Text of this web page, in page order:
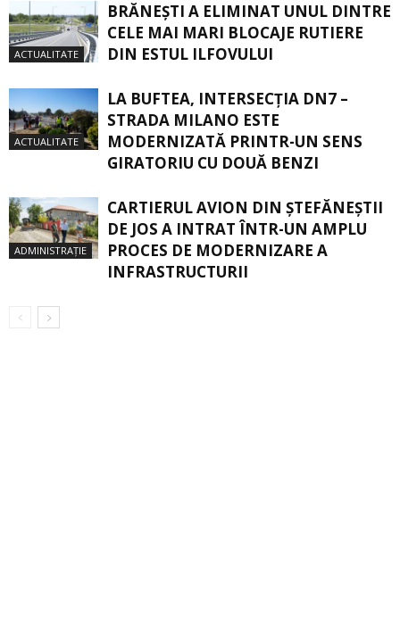
ACTUALITATE
BRĂNEȘTI A ELIMINAT UNUL DINTRE
CELE MAI MARI BLOCAJE RUTIERE
DIN ESTUL ILFOVULUI
ACTUALITATE
LA BUFTEA, INTERSECŢIA DN7 –
STRADA MILANO ESTE
MODERNIZATĂ PRINTR-UN SENS
GIRATORIU CU DOUĂ BENZI
ADMINISTRAȚIE
CARTIERUL AVION DIN ŞTEFĂNEŞTII
DE JOS A INTRAT ÎNTR-UN AMPLU
PROCES DE MODERNIZARE A
INFRASTRUCTURII